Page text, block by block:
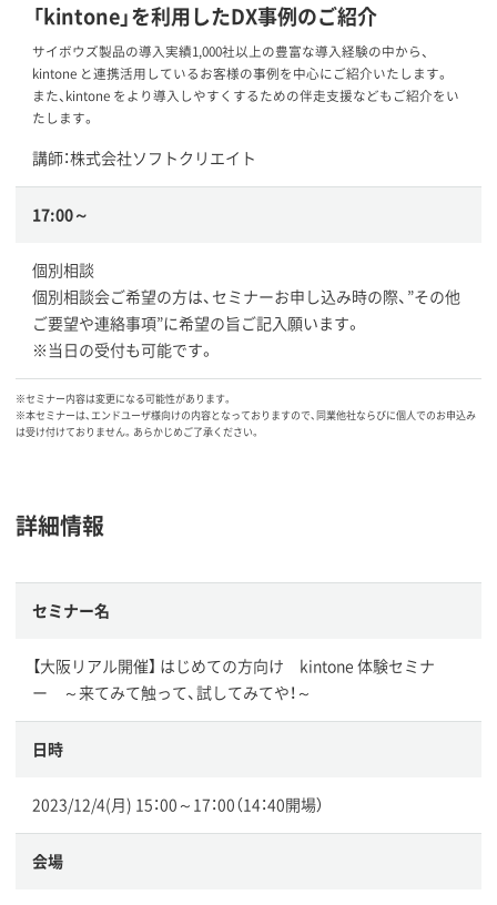
「kintone」を利用したDX事例のご紹介
サイボウズ製品の導入実績1,000社以上の豊富な導入経験の中から、
kintone と連携活用しているお客様の事例を中心にご紹介いたします。
また、kintone をより導入しやすくするための伴走支援などもご紹介をい
たします。
講師：株式会社ソフトクリエイト
17:00～
個別相談
個別相談会ご希望の方は、セミナーお申し込み時の際、”その他
ご要望や連絡事項”に希望の旨ご記入願います。
※当日の受付も可能です。
※セミナー内容は変更になる可能性があります。
※本セミナーは、エンドユーザ様向けの内容となっておりますので、同業他社ならびに個人でのお申込み
は受け付けておりません。あらかじめご了承ください。
詳細情報
セミナー名
【大阪リアル開催】 はじめての方向け kintone 体験セミナ
ー ～来てみて触って、試してみてや！～
日時
2023/12/4(月) 15：00～17：00（14：40開場）
会場